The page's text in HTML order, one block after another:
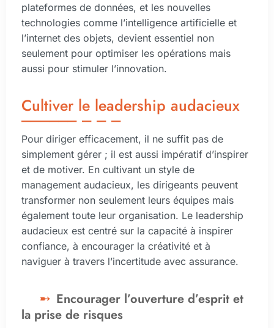
plateformes de données, et les nouvelles
technologies comme l’intelligence artificielle et
l’internet des objets, devient essentiel non
seulement pour optimiser les opérations mais
aussi pour stimuler l’innovation.
Cultiver le leadership audacieux
Pour diriger efficacement, il ne suffit pas de
simplement gérer ; il est aussi impératif d’inspirer
et de motiver. En cultivant un style de
management audacieux, les dirigeants peuvent
transformer non seulement leurs équipes mais
également toute leur organisation. Le leadership
audacieux est centré sur la capacité à inspirer
confiance, à encourager la créativité et à
naviguer à travers l’incertitude avec assurance.
Encourager l’ouverture d’esprit et
la prise de risques